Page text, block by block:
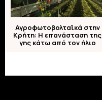
Αγροφωτοβολταϊκά στην
Κρήτη: Η επανάσταση της
γης κάτω από τον ήλιο